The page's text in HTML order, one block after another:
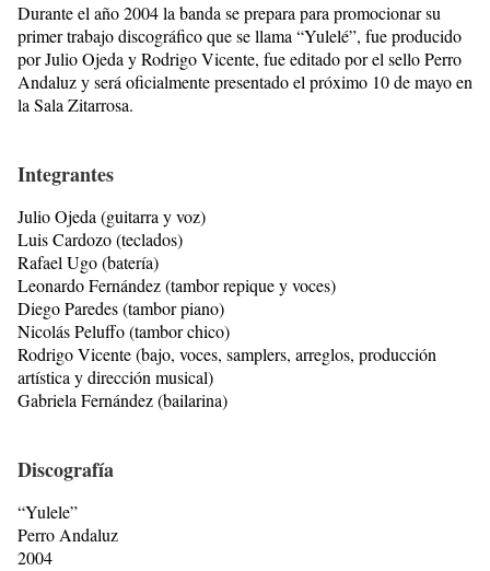
Durante el año 2004 la banda se prepara para promocionar su
primer trabajo discográfico que se llama “Yulelé”, fue producido
por Julio Ojeda y Rodrigo Vicente, fue editado por el sello Perro
Andaluz y será oficialmente presentado el próximo 10 de mayo en
la Sala Zitarrosa.
Integrantes
Julio Ojeda (guitarra y voz)
Luis Cardozo (teclados)
Rafael Ugo (batería)
Leonardo Fernández (tambor repique y voces)
Diego Paredes (tambor piano)
Nicolás Peluffo (tambor chico)
Rodrigo Vicente (bajo, voces, samplers, arreglos, producción
artística y dirección musical)
Gabriela Fernández (bailarina)
Discografía
“Yulele”
Perro Andaluz
2004